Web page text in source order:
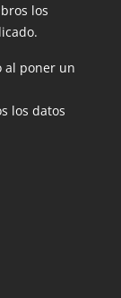
los
al poner un
los datos